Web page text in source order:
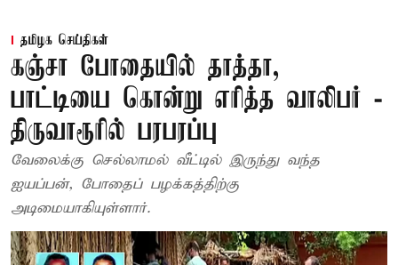
தமிழக செய்திகள்
கஞ்சா போதையில் தாத்தா,
பாட்டியை கொன்று எரித்த வாலிபர் -
திருவாரூரில் பரபரப்பு
வேலைக்கு செல்லாமல் வீட்டில் இருந்து வந்த
ஐயப்பன், போதைப் பழக்கத்திற்கு
அடிமையாகியுள்ளார்.